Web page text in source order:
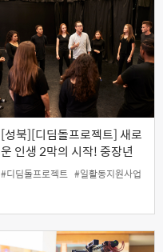
[성북][디딤돌프로젝트] 새로
운 인생 2막의 시작! 중장년
연극·심리극 배우 양성과정
#디딤돌프로젝트 #일활동지원사업